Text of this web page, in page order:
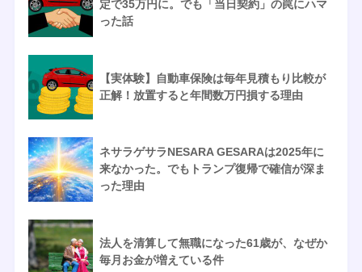
定で35万円に。でも「当日契約」の罠にハマ
った話
【実体験】自動車保険は毎年見積もり比較が
正解！放置すると年間数万円損する理由
ネサラゲサラNESARA GESARAは2025年に
来なかった。でもトランプ復帰で確信が深ま
った理由
法人を清算して無職になった61歳が、なぜか
毎月お金が増えている件